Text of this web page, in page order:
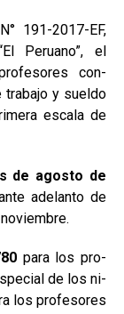
191-2017-EF,
Peruano”, el
con­
trabajo y sueldo
escala de
de agosto de
adelanto de
para los pro­
de los ni­
los profe­sores